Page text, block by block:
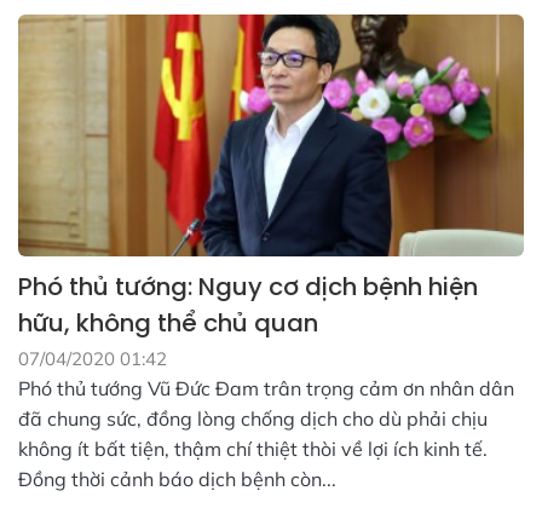
Phó thủ tướng: Nguy cơ dịch bệnh hiện
hữu, không thể chủ quan
07/04/2020 01:42
Phó thủ tướng Vũ Đức Đam trân trọng cảm ơn nhân dân
đã chung sức, đồng lòng chống dịch cho dù phải chịu
không ít bất tiện, thậm chí thiệt thòi về lợi ích kinh tế.
Đồng thời cảnh báo dịch bệnh còn...